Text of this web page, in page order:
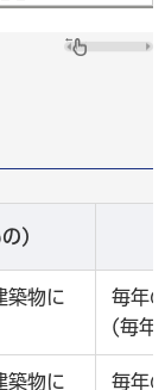
)
築物に
毎年
(毎年
築物に
毎年